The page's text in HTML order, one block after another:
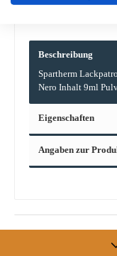
Beschreibung
Spartherm
Nero Inhalt 9ml
Eigenschaften
Angaben zur